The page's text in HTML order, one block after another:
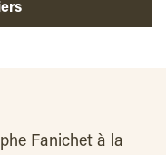
Fanichet à la